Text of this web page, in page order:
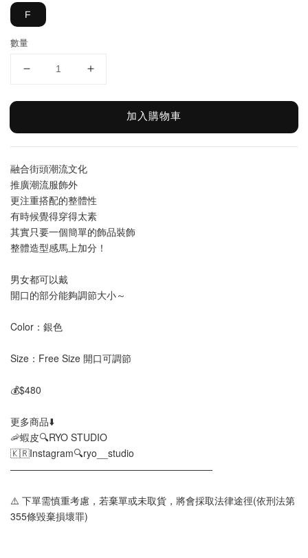
F
數量
加入購物車
融合街頭潮流文化
推廣潮流服飾外
更注重搭配的整體性
有時候覺得穿得太素
其實只要一個簡單的飾品裝飾
整體造型感馬上加分！
男女都可以戴
開口的部分能夠調節大小～
Color：銀色
Size：Free Size 開口可調節
💰$480
更多商品⬇️
🦐蝦皮🔍RYO STUDIO
🇰🇷Instagram🔍ryo__studio
—————————————————————
⚠️ 下單需慎重考慮，若棄單或未取貨，將會採取法律途徑(依刑法第
355條毀棄損壞罪)